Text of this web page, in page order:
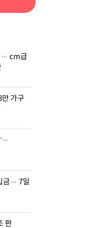
… cm급
가구
금… 7일
판